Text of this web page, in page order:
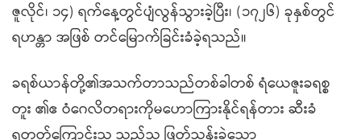
ဇူလိုင်၊ ၁၄) ရက်နေ့တွင်ပျံလွန်သွားခဲ့ပြီး၊ (၁၇၂၆) ခုနှစ်တွင်
ရဟန္တာ အဖြစ် တင်မြောက်ခြင်းခံခဲ့ရသည်။
ခရစ်ယာန်တို့၏အသက်တာသည်တစ်ခါတစ် ရံယေဇူးခရစ္စ
တူး ၏ဧ ဝံဂေလိတရားကိုမဟောကြားနိုင်ရန်တား ဆီးခံ